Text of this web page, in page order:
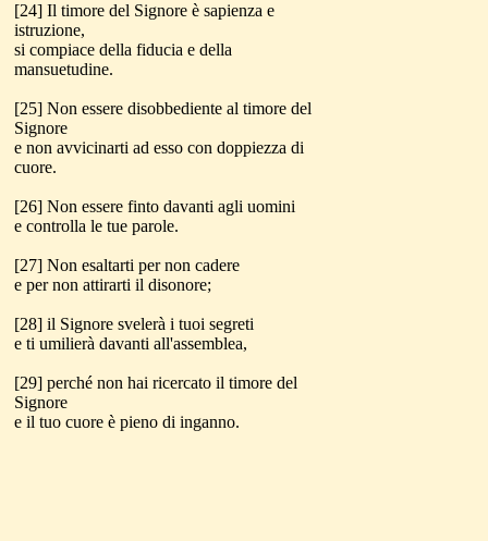
[24] Il timore del Signore è sapienza e
istruzione,
si compiace della fiducia e della
mansuetudine.
[25] Non essere disobbediente al timore del
Signore
e non avvicinarti ad esso con doppiezza di
cuore.
[26] Non essere finto davanti agli uomini
e controlla le tue parole.
[27] Non esaltarti per non cadere
e per non attirarti il disonore;
[28] il Signore svelerà i tuoi segreti
e ti umilierà davanti all'assemblea,
[29] perché non hai ricercato il timore del
Signore
e il tuo cuore è pieno di inganno.